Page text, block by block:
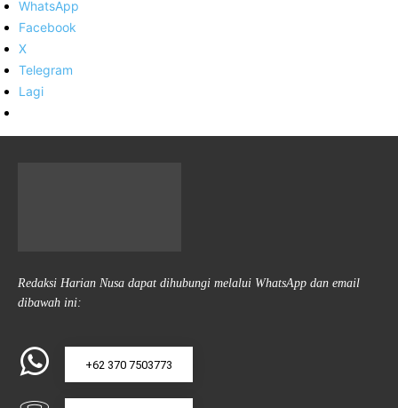
WhatsApp
Facebook
X
Telegram
Lagi
Redaksi Harian Nusa dapat dihubungi melalui WhatsApp dan email
dibawah ini:
+62 370 7503773